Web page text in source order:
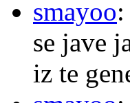
smayoo
se jave
iz te